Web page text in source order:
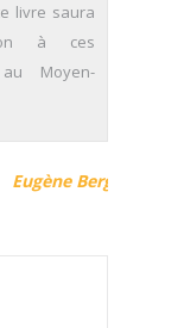
livre saura
à ces
au Moyen-
Eugène Berg